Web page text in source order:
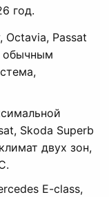
год.
Octavia, Passat
обычным
Skoda Superb
двух зон,
E-class,